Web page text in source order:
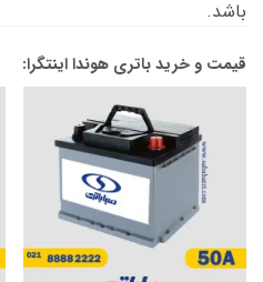
باشد.
قیمت و خرید باتری هوندا اینتگرا: